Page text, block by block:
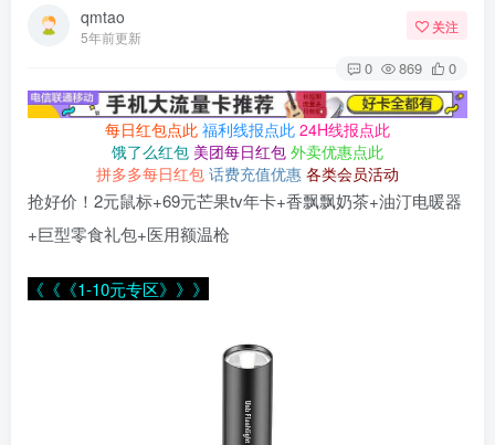
qmtao
5年前更新
关注
0 869 0
每日红包点此 福利线报点此 24H线报点此
饿了么红包 美团每日红包 外卖优惠点此
拼多多每日红包 话费充值优惠 各类会员活动
抢好价！2元鼠标+69元芒果tv年卡+香飘飘奶茶+油汀电暖器
+巨型零食礼包+医用额温枪
《《《1-10元专区》》》